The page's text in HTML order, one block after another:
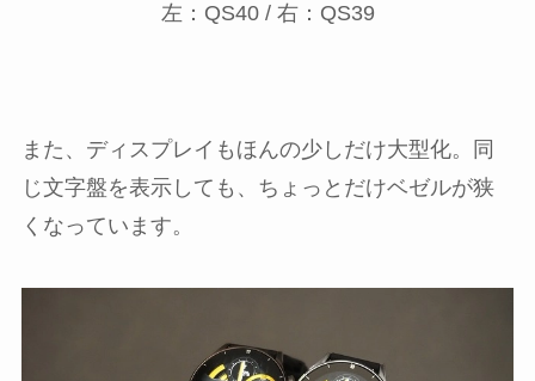
左：QS40 / 右：QS39
また、ディスプレイもほんの少しだけ大型化。同
じ文字盤を表示しても、ちょっとだけベゼルが狭
くなっています。